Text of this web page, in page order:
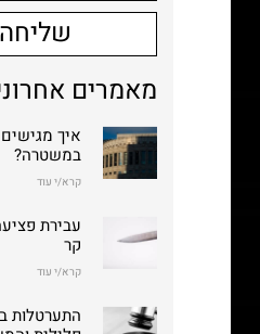
שליחה
מאמרים
איך
במשטרה?
קרא/י עוד
עבירת
קר
קרא/י עוד
התערטלות